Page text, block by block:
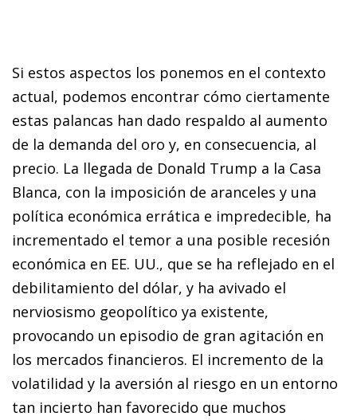
Si estos aspectos los ponemos en el contexto
actual, podemos encontrar cómo ciertamente
estas palancas han dado respaldo al aumento
de la demanda del oro y, en consecuencia, al
precio. La llegada de Donald Trump a la Casa
Blanca, con la imposición de aranceles y una
política económica errática e impredecible, ha
incrementado el temor a una posible recesión
económica en EE. UU., que se ha reflejado en el
debilitamiento del dólar, y ha avivado el
nerviosismo geopolítico ya existente,
provocando un episodio de gran agitación en
los mercados financieros. El incremento de la
volatilidad y la aversión al riesgo en un entorno
tan incierto han favorecido que muchos